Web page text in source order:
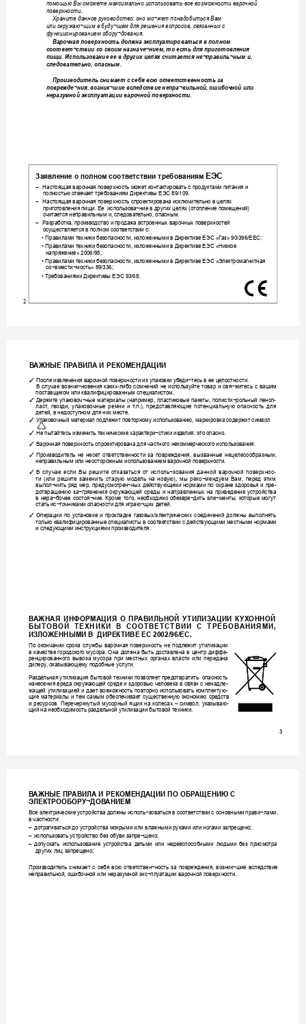
2
помощью Вы сможете максимально использовать все возможности варочной
поверхности.
Храните данное руководство: оно мо¬жет понадобиться Вам
или окружаю¬щим в буду¬щем для решения вопросов, связанных с
функционированием обору¬дования.
Варочная поверхность должна эксплуатироваться в полном
соответ¬ствии со своим назначе¬нием, то есть для приготовления
пищи. Использование ее в других целях считается не¬правиль¬ным и,
следовательно, опасным.
Производитель снимает с себя всю ответственность за
поврежде¬ния, возник¬шие вследствие непра¬вильной, ошибочной или
неразумной эксплуатации варочной поверхности.
Заявление о полном соответствии требованиям ЕЭС
– Настоящая варочная поверхность может контактировать с продуктами питания и
полностью отвечает требованиям Директивы ЕЭС 89/109.
–
Настоящая варочная поверхность спроектирована исключительно в целях
приготовления пищи. Ее  использова¬ние в других целях (отопление помещений)
считается неправильным и, следовательно, опасным.
–
Разработка, производство и продажа встроенных варочных поверхностей
осуществляется в полном соответствии с:
• Правилами техники безопасности, изложенными в Директиве ЕЭС «Газ» 90/396/EEC;
• Правилами техники безопасности, изложенными в Директиве ЕЭС «Низкое
напряжение» 2006/95;
• Правилами техники безопасности, изложенными в Директиве ЕЭС «Электромагнитная
со¬вмести¬мость» 89/336;
• Требованиями Директивы ЕЭС 93/68.
ВАЖНЫЕ ПРАВИЛА И РЕКОМЕНДАЦИИ
✓ После извлечения варочной поверхности из упаковки убеди¬тесь в ее целостности.
В случае возник¬новения каких-либо сомнений не используйте товар и свя¬житесь с вашим
поставщиком или квалифицированным специалистом.
✓ Держите упаковоч¬ные материалы (например, пластиковые пакеты, полисти¬рольный пеноп-
ласт, гвозди упаковочные ремни и т.п .), представляющие потенциальную опасность для
детей, в недоступном для них месте.
✓ Упаковочный материал подлежит повторному использованию, маркировка содержит символ
.
✓ Не пытайтесь изменить технические характери¬стики изделия: это опасно.
✓ Варочная поверхность спроектирована для частного некоммерческого использования.
✓ Производитель не несет ответственности за повреждения вызванные нецелесообразным
неправильным или неосторожным использованием варочной поверхности.
✓ В случае есл и В ы реш ите отказаться от ис пол ь¬зова н ия да нной вароч ной пове рх нос-
ти (или решите заменить старую модель на новую) мы реко¬мендуем Вам, перед этим
выпол¬нить ряд мер, предусмотрен¬ных действующими нормами по охране здоровья и пре-
дотвращению за¬грязнения окружающей среды и направленных на приведение устройства
в нера¬бочее состоя¬ние. Кроме того, необходимо обезвре¬дить эле¬менты, которые могут
стать ис¬точниками опасности для играю¬щих детей.
✓ Операции по установке и прокладке газовых/электрических соединений должны выполнять
только квалифицированные специалисты в соответствии с действующими местными нормами
и следующими инструкциями производителя.
ВАЖНАЯ ИНФОРМАЦИЯ О ПРАВИЛЬНОЙ УТИЛИЗАЦИИ КУХОННОЙ
Б Ы ТО ВО Й Т ЕХ Н И К И В СООТ В ЕТСТ В И И С Т РЕ БО ВА Н И Я М И ,
ИЗЛОЖЕННЫМИ В  ДИРЕКТИВЕ ЕС 2002/96/EC.
По окончании срока службы варочная поверхность не подлежит утилизации
в качестве городского мусора. Она должна быть доставлена в центр диффе-
ренцированного вывоза мусора при местных органах власти или передана
дилеру, оказывающему подобные услуги.
Раздельная утилизация бытовой техники позволяет предотвратить
опасность
нанесения вреда окружающей среде и здоровью человека в связи с ненадле-
жащей утилизацией и дает возможность повторно использовать комплектую-
щие материалы и тем самым обеспечивает существенную экономию средств
и ресурсов. Перечеркнутый мусорный ящик на колесах – символ, указываю-
щий на необходимость раздельной утилизации бытовой техники.
3
ВАЖНЫЕ ПРАВИЛА И РЕКОМЕНДАЦИИ ПО ОБРАЩЕНИЮ С
ЭЛЕКТРООБОРУ¬ДОВАНИЕМ
Все электрические устройства должны исполь¬зоваться в соответствии с основными прави¬лами,
в частности:
– дотрагиваться до устройства мокрыми или влажными руками или ногами запрещено;
– использовать устройство без обуви запре¬щено;
– допускать использование устройства детьми или недееспособными людьми без присмотра
других лиц запрещено;
Производитель снимает с себя всю ответствен¬ность за повреждения, возник¬шие
вследствие
неправильной, ошибочной или неразумной экс¬плуатации варочной поверхности.